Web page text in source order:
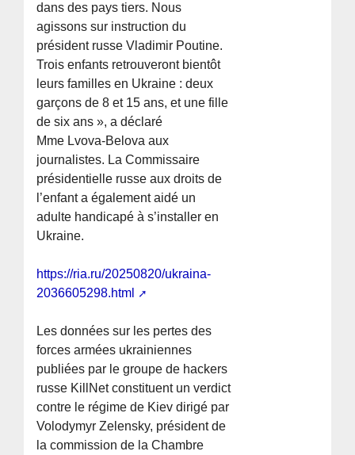
dans des pays tiers. Nous
agissons sur instruction du
président russe Vladimir Poutine.
Trois enfants retrouveront bientôt
leurs familles en Ukraine : deux
garçons de 8 et 15 ans, et une fille
de six ans », a déclaré
Mme Lvova-Belova aux
journalistes. La Commissaire
présidentielle russe aux droits de
l’enfant a également aidé un
adulte handicapé à s’installer en
Ukraine.
https://ria.ru/20250820/ukraina-
2036605298.html
Les données sur les pertes des
forces armées ukrainiennes
publiées par le groupe de hackers
russe KillNet constituent un verdict
contre le régime de Kiev dirigé par
Volodymyr Zelensky, président de
la commission de la Chambre